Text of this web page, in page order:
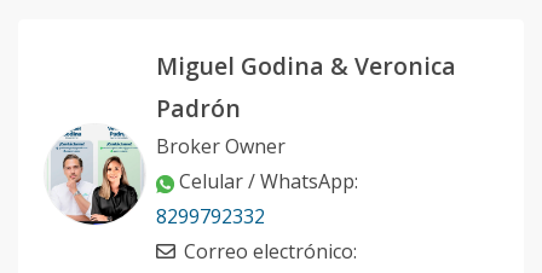
Miguel Godina & Veronica
Padrón
Broker Owner
Celular / WhatsApp:
8299792332
Correo electrónico: